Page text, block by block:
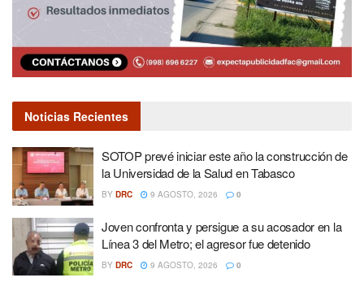
Noticias Recientes
SOTOP prevé iniciar este año la construcción de
la Universidad de la Salud en Tabasco
BY DRC 9 AGOSTO, 2026 0
Joven confronta y persigue a su acosador en la
Línea 3 del Metro; el agresor fue detenido
BY DRC 9 AGOSTO, 2026 0